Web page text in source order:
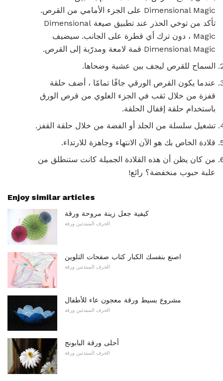
Dimensional Magic على الجزء الأمامي من القرص.
تأكد من توخي الحذر عند تطبيق صيغة Dimensional
Magic ، دون ترك أي قطرة على الجانب. سيضيف
Dimensional Magic قمة لامعة ومدرّبة إلى القرص.
السماح للقرص ليجف بين عشية وضحاها.
عندما يكون القرص الورقي جافًا تمامًا ، أضف حلقة
قفزة من خلال ثقب في الجزء العلوي من قرص الورق
باستخدام حلقة إقفال الحلقة.
تشغيل سلسلة من الجلد أو الفضة من خلال حلقة القفز.
قلادة الخاص بك هو الآن الانتهاء وجاهزة للارتداء.
من كان يظن أن هذه القلادة الجميلة كانت ستنطلق من
علبة حبوب منخفضة؟ رائع!
Enjoy similar articles
كيفية جعل زينة مروحة ورقة
الحرف المبتدئين ورقة
اصنع بنفسك الكبار كتاب صفحات التلوين
الحرف المبتدئين ورقة
مشروع بسيط ورقة معجون عاء للأطفال
الحرف المبتدئين ورقة
أحلى ورقة البابونج
الحرف المبتدئين ورقة